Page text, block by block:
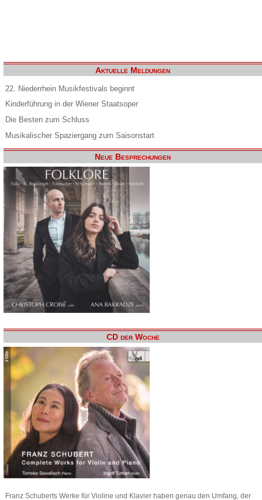
Aktuelle Meldungen
22. Niederrhein Musikfestivals beginnt
Kinderführung in der Wiener Staatsoper
Die Besten zum Schluss
Musikalischer Spaziergang zum Saisonstart
Neue Besprechungen
CD der Woche
Franz Schuberts Werke für Violine und Klavier haben genau den Umfang, der